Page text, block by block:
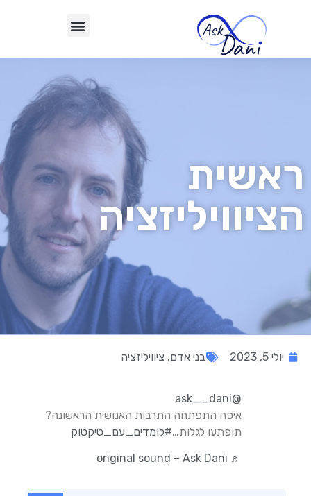
ראשית
הציוויליזציה
יולי 5, 2023 בני אדם, ציוויליזציה
@ask__dani
איפה התפתחה התרבות האנושית הראשונה?
תופתעו לגלות…#לומדים_עם_טיקטוק
♬ original sound – Ask Dani